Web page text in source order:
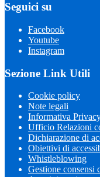
Seguici su
Facebook
Youtube
Instagram
Sezione Link Utili
Cookie policy
Note legali
Informativa
Ufficio Relazioni
Dichiarazione di
Obiettivi di
Whistleblowing
Gestione consensi